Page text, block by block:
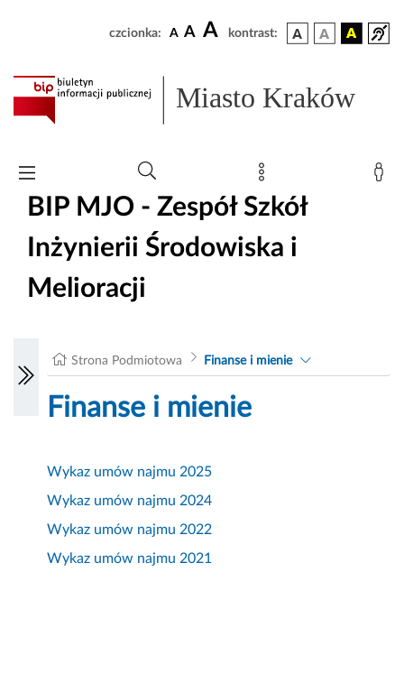
czcionka: A A A kontrast:
Miasto Kraków
BIP MJO - Zespół Szkół
Inżynierii Środowiska i
Melioracji
Strona Podmiotowa Finanse i mienie
Finanse i mienie
Wykaz umów najmu 2025
Wykaz umów najmu 2024
Wykaz umów najmu 2022
Wykaz umów najmu 2021